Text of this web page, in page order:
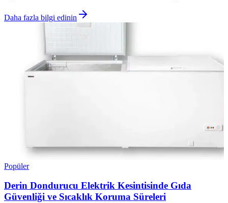
Daha fazla bilgi edinin
Popüler
Derin Dondurucu Elektrik Kesintisinde Gıda
Güvenliği ve Sıcaklık Koruma Süreleri